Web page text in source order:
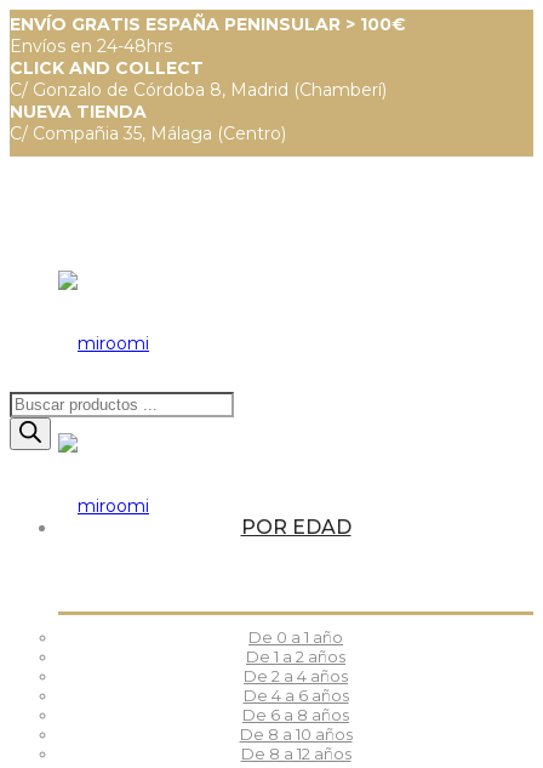
ENVÍO GRATIS ESPAÑA PENINSULAR > 100€
Envíos en 24-48hrs
CLICK AND COLLECT
C/ Gonzalo de Córdoba 8, Madrid (Chamberí)
NUEVA TIENDA
C/ Compañia 35, Málaga (Centro)
Búsqueda
de
productos
POR EDAD
De 0 a 1 año
De 1 a 2 años
De 2 a 4 años
De 4 a 6 años
De 6 a 8 años
De 8 a 10 años
De 8 a 12 años